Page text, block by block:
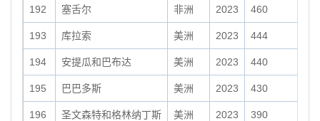
192 塞舌尔 非洲 2023 460
193 库拉索 美洲 2023 444
194 安提瓜和巴布达 美洲 2023 440
195 巴巴多斯 美洲 2023 430
196 圣文森特和格林纳丁斯 美洲 2023 390